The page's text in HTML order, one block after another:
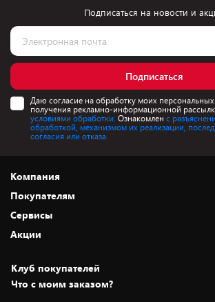
Подписаться на новости и
Подписаться
Даю согласие на обработку моих
получения рекламно-информационной
условиями обработки. Ознакомлен с
обработкой, механизмом их реализации,
согласия или отказа.
Компания
О нас
Адреса магазинов
Новости
Статьи и обзоры
Вакансии
Покупателям
Как сделать заказ
Оплата и доставка
Безналичный расчёт
Обмен и возврат товара
Сервисы
Установка техники
Для игровых консолей
Акции
Скидки и промокоды
Белорусские товары
Клуб покупателей
Что с моим заказом?